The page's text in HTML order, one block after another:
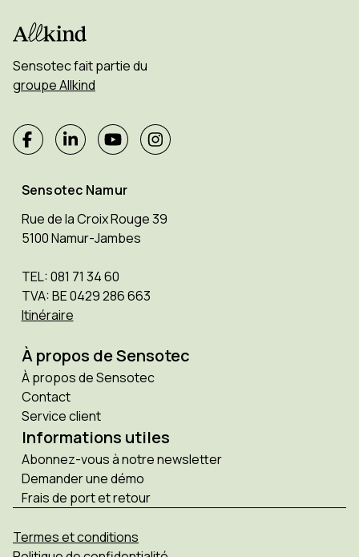
Sensotec fait partie du
groupe Allkind
Sensotec Namur
Rue de la Croix Rouge 39
5100 Namur-Jambes
TEL: 081 71 34 60
TVA: BE 0429 286 663
Itinéraire
À propos de Sensotec
À propos de Sensotec
Contact
Service client
Informations utiles
Abonnez-vous à notre newsletter
Demander une démo
Frais de port et retour
Termes et conditions